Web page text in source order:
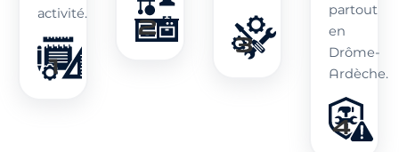
activité.
partout
en
Drôme-
Ardèche.